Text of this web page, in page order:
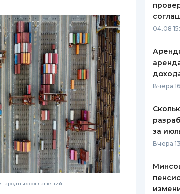
соглашений
04.08
Вчера
за
Вчера